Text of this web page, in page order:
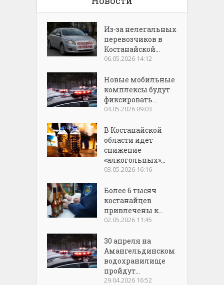
Из-за нелегальных
перевозчиков в
Костанайской...
06.05.2026 14:12
Новые мобильные
комплексы будут
фиксировать...
04.05.2026 09:03
В Костанайской
области идет
снижение
«алкогольных»...
03.05.2026 16:16
Более 6 тысяч
костанайцев
привлечены к...
02.05.2026 11:45
30 апреля на
Амангельдинском
водохранилище
пройдут...
29.04.2026 16:52